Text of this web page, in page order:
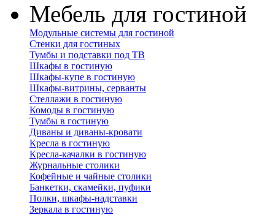
Мебель для гостиной
Модульные системы для гостиной
Стенки для гостиных
Тумбы и подставки под ТВ
Шкафы в гостиную
Шкафы-купе в гостиную
Шкафы-витрины, серванты
Стеллажи в гостиную
Комоды в гостиную
Тумбы в гостиную
Диваны и диваны-кровати
Кресла в гостиную
Кресла-качалки в гостиную
Журнальные столики
Кофейные и чайные столики
Банкетки, скамейки, пуфики
Полки, шкафы-надставки
Зеркала в гостиную